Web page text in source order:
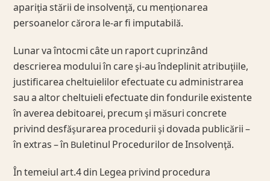
apariţia stării de insolvenţă, cu menţionarea
persoanelor cărora le-ar fi imputabilă.
Lunar va întocmi câte un raport cuprinzând
descrierea modului în care şi-au îndeplinit atribuţiile,
justificarea cheltuielilor efectuate cu administrarea
sau a altor cheltuieli efectuate din fondurile existente
în averea debitoarei, precum şi măsuri concrete
privind desfăşurarea procedurii şi dovada publicării –
în extras – în Buletinul Procedurilor de Insolvenţă.
În temeiul art.4 din Legea privind procedura